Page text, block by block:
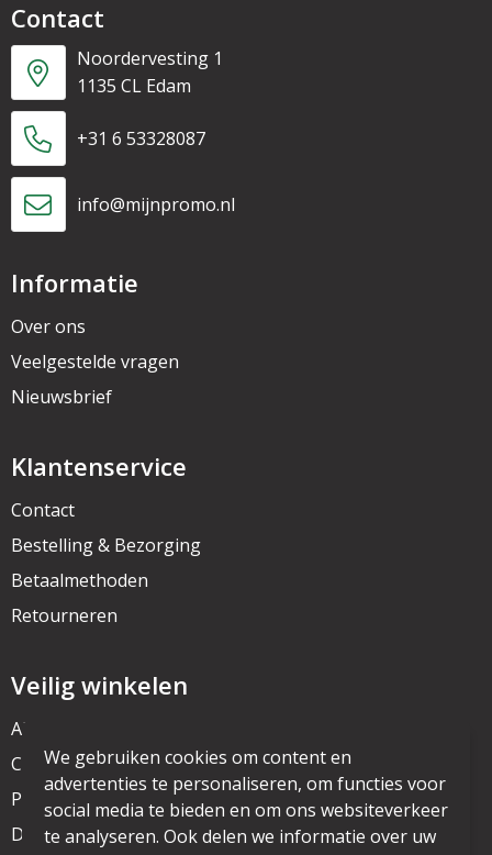
Contact
Noordervesting 1
1135 CL Edam
+31 6 53328087
info@mijnpromo.nl
Informatie
Over ons
Veelgestelde vragen
Nieuwsbrief
Klantenservice
Contact
Bestelling & Bezorging
Betaalmethoden
Retourneren
Veilig winkelen
Algemene voorwaarden
Cookieverklaring
Privacyverklaring
Disclaimer
We gebruiken cookies om content en
advertenties te personaliseren, om functies voor
social media te bieden en om ons websiteverkeer
te analyseren. Ook delen we informatie over uw